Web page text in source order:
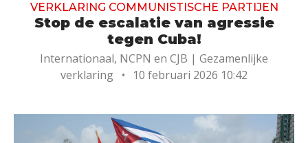
VERKLARING COMMUNISTISCHE PARTIJEN
Stop de escalatie van agressie
tegen Cuba!
Internationaal, NCPN en CJB | Gezamenlijke
verklaring • 10 februari 2026 10:42